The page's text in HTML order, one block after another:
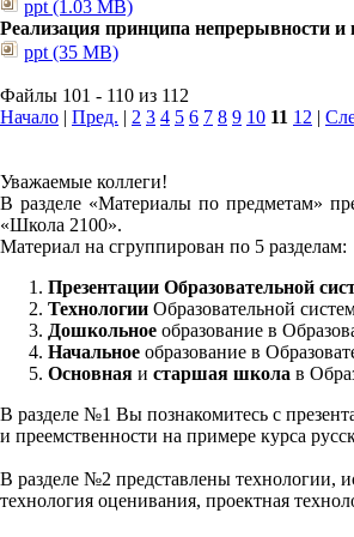
ppt (1.03 MB)
Реализация принципа непрерывности и
ppt (35 MB)
Файлы 101 - 110 из 112
Начало | Пред. | 2 3 4 5 6 7 8 9 10 11 12 |
Уважаемые коллеги!
В разделе «Материалы по предметам»
«Школа 2100».
Материал на сгруппирован по 5 разделам:
Презентации Образовательной
Технологии Образовательной
Дошкольное образование в
Начальное образование в
Основная и старшая школа в
В разделе №1 Вы познакомитесь с
и преемственности на примере курса
В разделе №2 представлены технологии,
технология оценивания, проектная